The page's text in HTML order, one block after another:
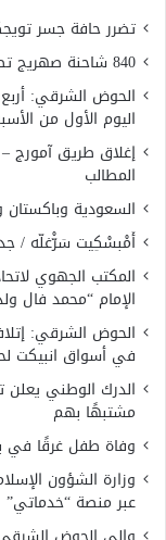
تضرر حافة جسر
840 شاحنة صهريج تصل باماكو ضمن جهود تأمين إمدادات الوقود
الحوض الشرقي:
اليوم الأول من
إغلاق طريق آمورج –
المطالب
السعودية
أَمْبسْكِيت سَرّْغلّه /
المكتب الجهوي
الإمام “محمد فال
الحوض الشرقي:
في أسواق انبيكت
مشتبهًا بهم
وفاة طفل غرقًا في
وزارة الشؤون
عبر منصة “خدماتي”